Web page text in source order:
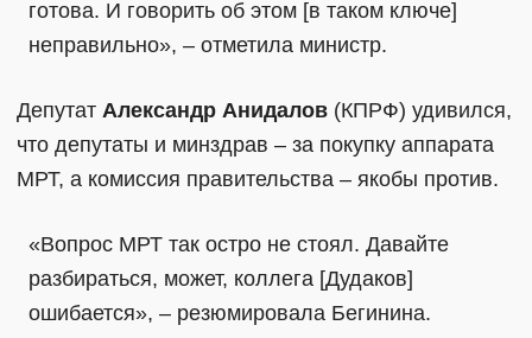
готова. И говорить об этом [в таком ключе]
неправильно», – отметила министр.
Депутат Александр Анидалов (КПРФ) удивился,
что депутаты и минздрав – за покупку аппарата
МРТ, а комиссия правительства – якобы против.
«Вопрос МРТ так остро не стоял. Давайте
разбираться, может, коллега [Дудаков]
ошибается», – резюмировала Бегинина.